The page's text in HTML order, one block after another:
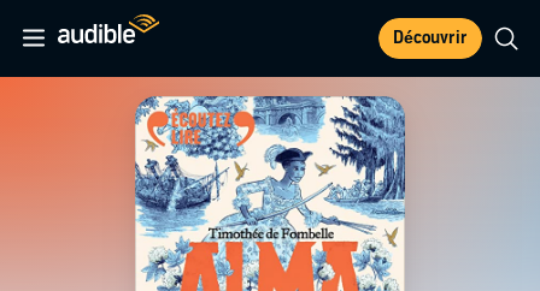
Découvrir